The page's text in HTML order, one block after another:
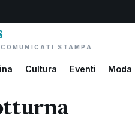
STAMPA
Cultura Eventi Moda